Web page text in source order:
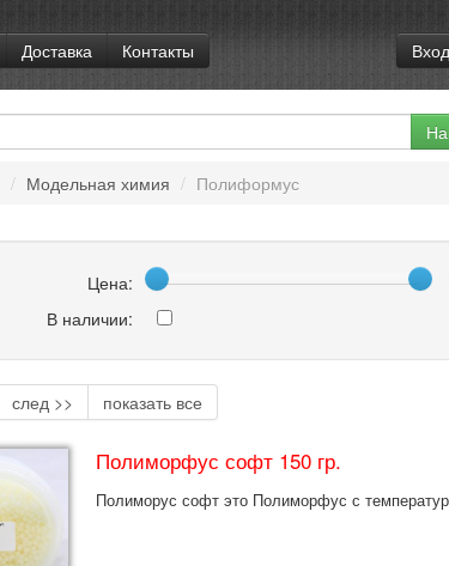
Доставка Контакты Вход
/ Модельная химия / Полиформус
Цена:
В наличии:
след >> показать все
Полиморфус софт 150 гр.
Полиморус софт это Полиморфус с